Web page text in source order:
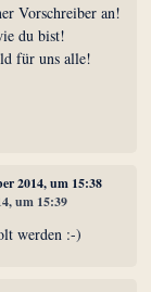
Vorschreiber an!
du bist!
für uns alle!
2014, um 15:38
um 15:39
werden :-)